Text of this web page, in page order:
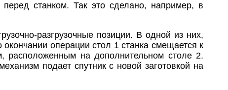
перед станком. Так это сделано, например, в
разгрузочные позиции. В одной из них,
операции стол 1 станка смещается к
расположенным на дополнительном столе 2.
подает спутник с новой заготовкой на